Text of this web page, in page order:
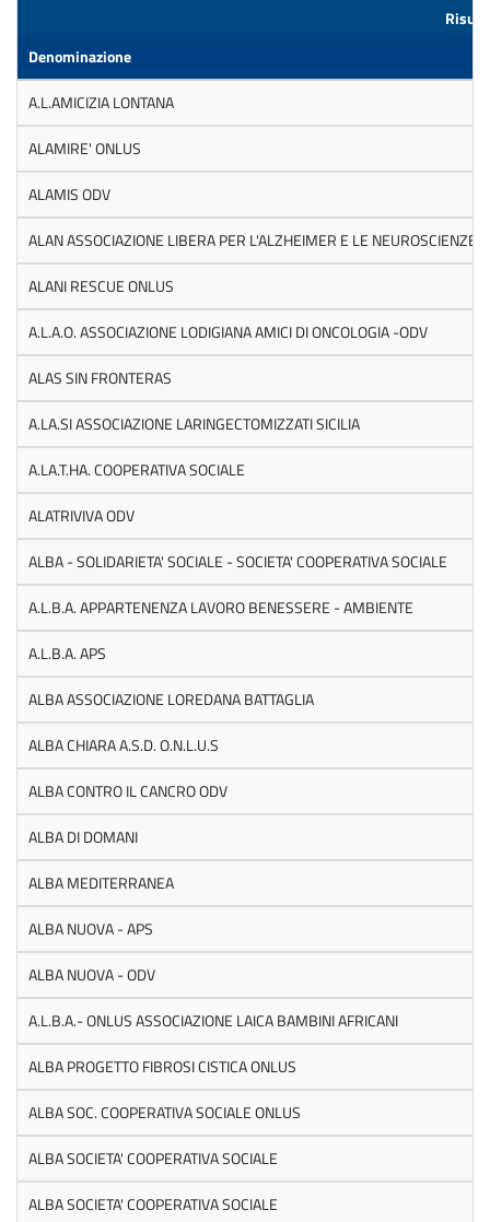
Denominazione
A.L.AMICIZIA LONTANA
ALAMIRE' ONLUS
ALAMIS ODV
ALAN ASSOCIAZIONE LIBERA PER L'ALZHEIMER E LE NEUROSCIENZE
ALANI RESCUE ONLUS
A.L.A.O. ASSOCIAZIONE LODIGIANA AMICI DI ONCOLOGIA -ODV
ALAS SIN FRONTERAS
A.LA.SI ASSOCIAZIONE LARINGECTOMIZZATI SICILIA
A.LA.T.HA. COOPERATIVA SOCIALE
ALATRIVIVA ODV
ALBA - SOLIDARIETA' SOCIALE - SOCIETA' COOPERATIVA SOCIALE
A.L.B.A. APPARTENENZA LAVORO BENESSERE - AMBIENTE
A.L.B.A. APS
ALBA ASSOCIAZIONE LOREDANA BATTAGLIA
ALBA CHIARA A.S.D. O.N.L.U.S
ALBA CONTRO IL CANCRO ODV
ALBA DI DOMANI
ALBA MEDITERRANEA
ALBA NUOVA - APS
ALBA NUOVA - ODV
A.L.B.A.- ONLUS ASSOCIAZIONE LAICA BAMBINI AFRICANI
ALBA PROGETTO FIBROSI CISTICA ONLUS
ALBA SOC. COOPERATIVA SOCIALE ONLUS
ALBA SOCIETA' COOPERATIVA SOCIALE
ALBA SOCIETA' COOPERATIVA SOCIALE